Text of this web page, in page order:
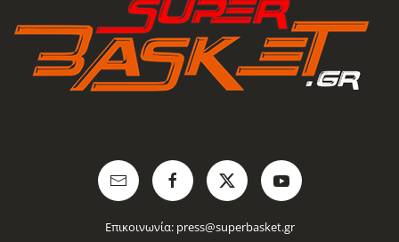
Επικοινωνία: press@superbasket.gr